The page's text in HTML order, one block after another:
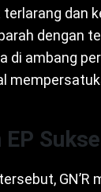
terlarang dan
dengan
di ambang